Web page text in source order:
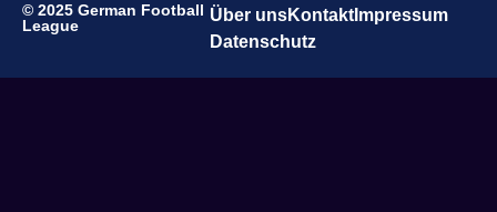
© 2025 German Football
League
Über unsKontaktImpressum
Datenschutz